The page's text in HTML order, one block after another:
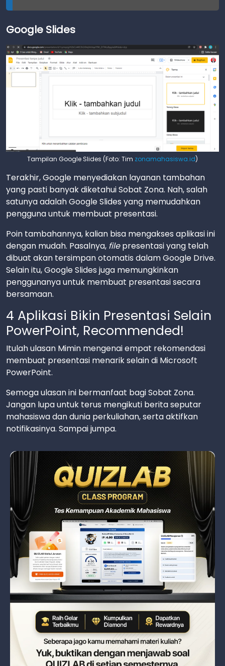
Google Slides
Tampilan Google Slides (Foto: Tim zonamahasiswa.id)
Terakhir, Google menyediakan layanan tambahan
yang pasti banyak diketahui Sobat Zona. Nah, salah
satunya adalah Google Slides yang memudahkan
pengguna untuk membuat presentasi.
Poin tambahannya, kalian bisa mengakses aplikasi ini
dengan mudah. Pasalnya, filepresentasi yang telah
dibuat akan tersimpan otomatis dalam Google Drive.
Selain itu, Google Slides juga memungkinkan
penggunanya untuk membuat presentasi secara
bersamaan.
4 Aplikasi Bikin Presentasi Selain
PowerPoint, Recommended!
Itulah ulasan Mimin mengenai empat rekomendasi
membuat presentasi menarik selain di Microsoft
PowerPoint.
Semoga ulasan ini bermanfaat bagi Sobat Zona.
Jangan lupa untuk terus mengikuti berita seputar
mahasiswa dan dunia perkuliahan, serta aktifkan
notifikasinya. Sampai jumpa.